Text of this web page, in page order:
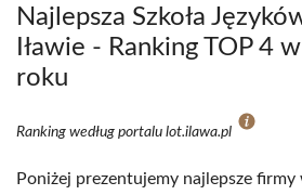
Najlepsza Szkoła
Iławie - Ranking TOP 4
roku
Ranking według portalu lot.ilawa.pl
Poniżej prezentujemy najlepsze firmy